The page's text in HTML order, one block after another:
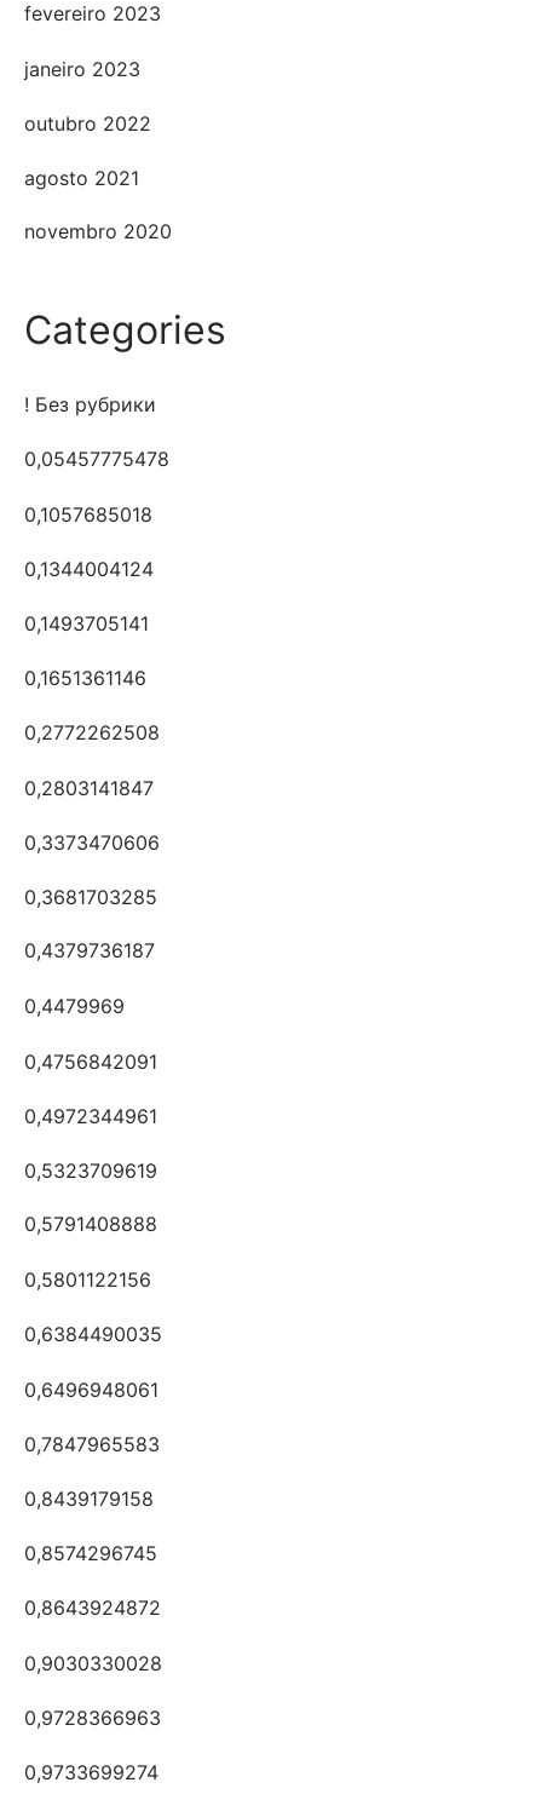
fevereiro 2023
janeiro 2023
outubro 2022
agosto 2021
novembro 2020
Categories
! Без рубрики
0,05457775478
0,1057685018
0,1344004124
0,1493705141
0,1651361146
0,2772262508
0,2803141847
0,3373470606
0,3681703285
0,4379736187
0,4479969
0,4756842091
0,4972344961
0,5323709619
0,5791408888
0,5801122156
0,6384490035
0,6496948061
0,7847965583
0,8439179158
0,8574296745
0,8643924872
0,9030330028
0,9728366963
0,9733699274